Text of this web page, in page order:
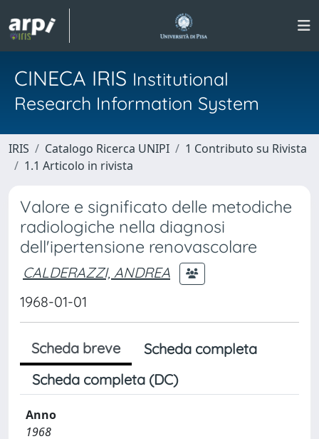
CINECA IRIS Institutional
Research Information System
IRIS Catalogo Ricerca UNIPI
1 Contributo su Rivista
1.1 Articolo in rivista
Valore e significato delle metodiche
radiologiche nella diagnosi
dell'ipertensione renovascolare
CALDERAZZI, ANDREA
1968-01-01
Scheda breve
Scheda completa
Scheda completa (DC)
Anno
1968